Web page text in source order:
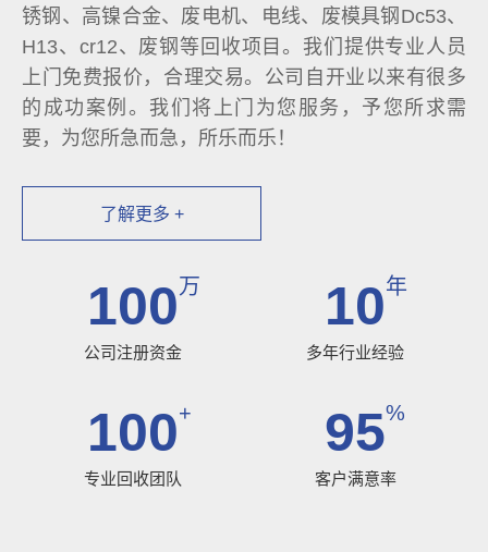
锈钢、高镍合金、废电机、电线、废模具钢Dc53、
H13、cr12、废钢等回收项目。我们提供专业人员
上门免费报价，合理交易。公司自开业以来有很多
的成功案例。我们将上门为您服务，予您所求需
要，为您所急而急，所乐而乐！
了解更多 +
100万
公司注册资金
10年
多年行业经验
100+
专业回收团队
95%
客户满意率